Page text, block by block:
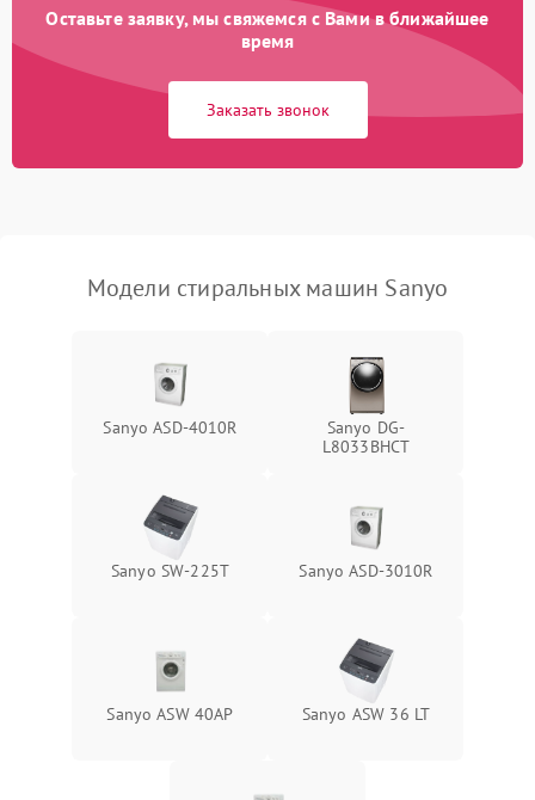
Оставьте заявку, мы свяжемся с Вами в ближайшее
время
Заказать звонок
Модели стиральных машин Sanyo
Sanyo ASD-4010R
Sanyo DG-
L8033BHCT
Sanyo SW-225T Sanyo ASD-3010R
Sanyo ASW 40AP Sanyo ASW 36 LT